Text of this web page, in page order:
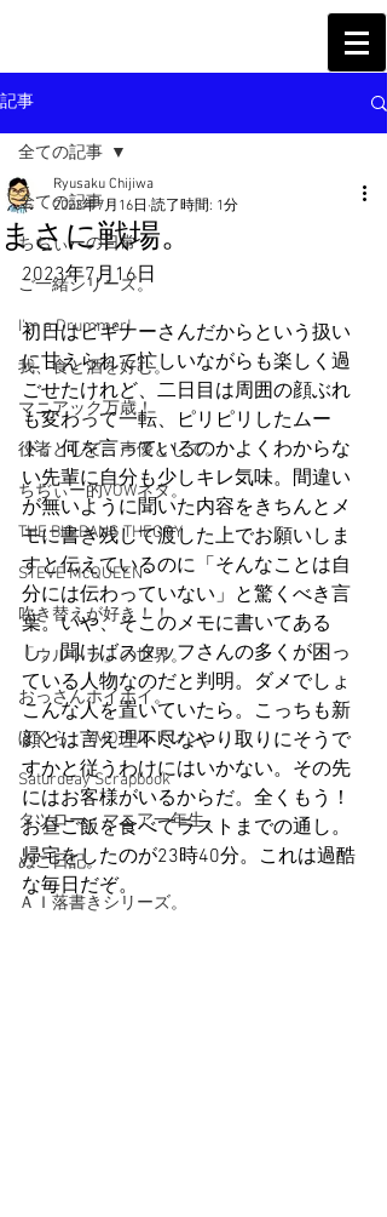
記事
全ての記事
ちぢぃーの日常
ご一緒シリーズ。
I'm a Drummer!
我、食と酒を好む。
マニアック万歳！
役者として、声優として。
ちぢぃー的VOWネタ。
THE BIG BANG THEORY
STEVE McQUEEN
吹き替えが好き！！
「ウルトラ」の世界。
おっさんホイホイ。
ぼくら、YMOチルドレン。
Saturdeay Scrapbook
タツロー・マニア一年生。
ぬこ日記。
ＡＩ落書きシリーズ。
全ての記事
まさに戦場。
Ryusaku Chijiwa
2023年7月16日 読了時間: 1分
2023年7月16日
初日はビギナーさんだからという扱い
に甘えられて忙しいながらも楽しく過
ごせたけれど、二日目は周囲の顔ぶれ
も変わって一転、ピリピリしたムー
ド。何を言っているのかよくわからな
い先輩に自分も少しキレ気味。間違い
が無いように聞いた内容をきちんとメ
モに書き残して渡した上でお願いしま
すと伝えているのに「そんなことは自
分には伝わっていない」と驚くべき言
葉。いや、そこのメモに書いてある
し。聞けばスタッフさんの多くが困っ
ている人物なのだと判明。ダメでしょ
こんな人を置いていたら。こっちも新
顔とは言え理不尽なやり取りにそうで
すかと従うわけにはいかない。その先
にはお客様がいるからだ。全くもう！
お昼ご飯を食べてラストまでの通し。
帰宅をしたのが23時40分。これは過酷
な毎日だぞ。